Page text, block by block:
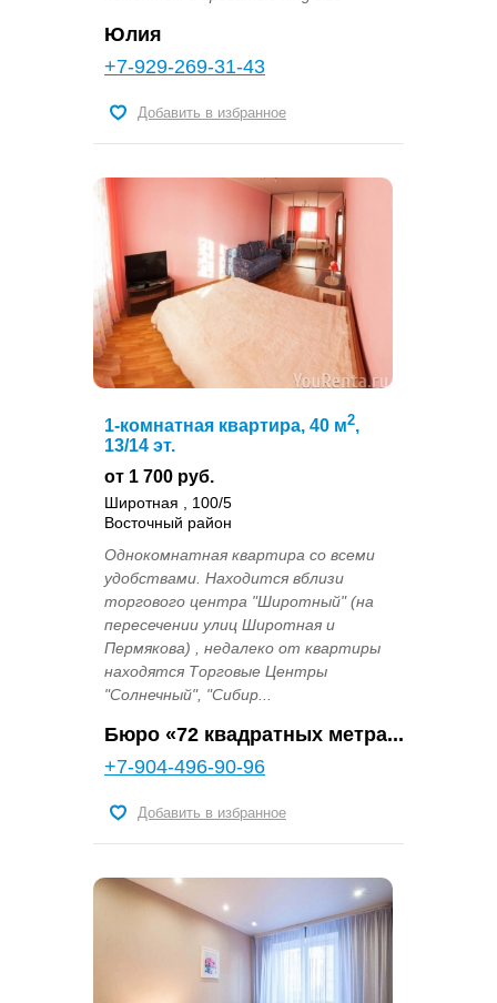
Юлия
+7-929-269-31-43
Добавить в избранное
1-комнатная квартира, 40 м2,
13/14 эт.
от 1 700 руб.
Широтная , 100/5
Восточный район
Однокомнатная квартира со всеми
удобствами. Находится вблизи
торгового центра "Широтный" (на
пересечении улиц Широтная и
Пермякова) , недалеко от квартиры
находятся Торговые Центры
"Солнечный", "Сибир...
Бюро «72 квадратных метра...
+7-904-496-90-96
Добавить в избранное